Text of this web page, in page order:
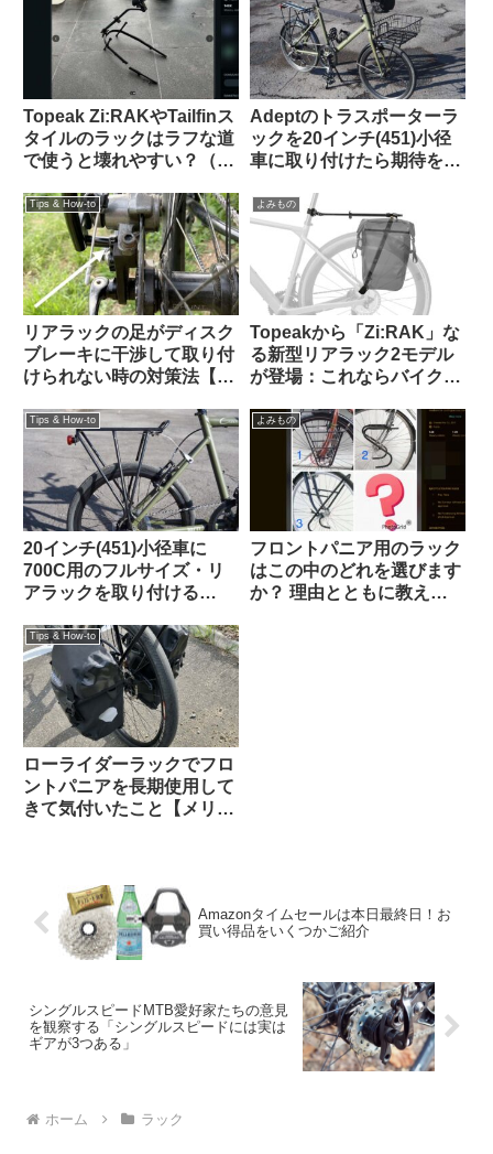
クの優等生
Topeak Zi:RAKやTailfinス
タイルのラックはラフな道
で使うと壊れやすい？（海
Adeptのトラスポーターラ
ックを20インチ(451)小径
車に取り付けたら期待を超
【Tern Crest カスタム】
Tips & How-to
リアラックの足がディスク
ブレーキに干渉して取り付
けられない時の対策法【大
よみもの
Topeakから「Zi:RAK」な
る新型リアラック2モデル
が登場：これならバイクパ
らも納得？
Tips & How-to
20インチ(451)小径車に
700C用のフルサイズ・リ
アラックを取り付ける
Explorer Tubular Rack】
よみもの
フロントパニア用のラック
はこの中のどれを選びます
か？ 理由とともに教えて
Tips & How-to
ローライダーラックでフロ
ントパニアを長期使用して
きて気付いたこと【メリッ
Amazonタイムセールは本日最終日！お
買い得品をいくつかご紹介
シングルスピードMTB愛好家たちの意見
を観察する「シングルスピードには実は
ギアが3つある」
ホーム ラック